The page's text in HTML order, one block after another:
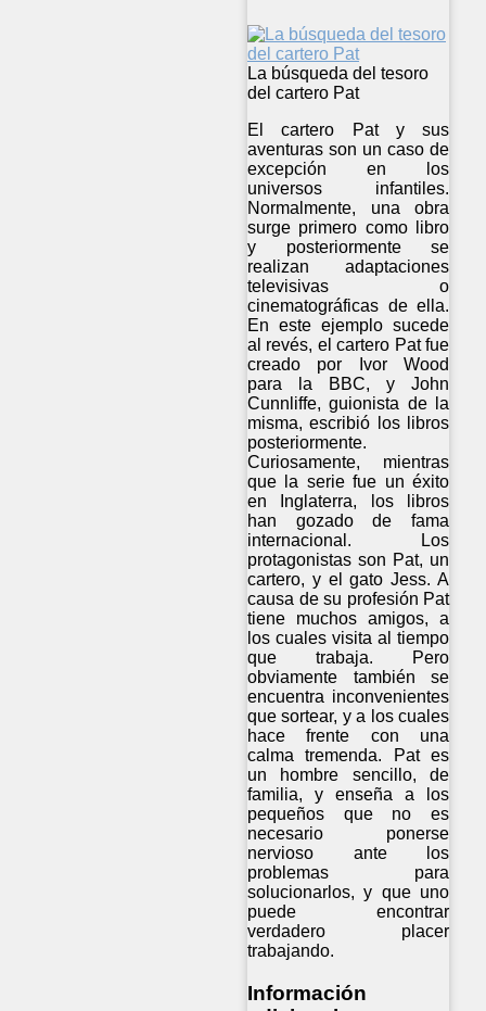
La búsqueda del tesoro
del cartero Pat
El cartero Pat y sus
aventuras son un caso de
excepción en los
universos infantiles.
Normalmente, una obra
surge primero como libro
y posteriormente se
realizan adaptaciones
televisivas o
cinematográficas de ella.
En este ejemplo sucede
al revés, el cartero Pat fue
creado por Ivor Wood
para la BBC, y John
Cunnliffe, guionista de la
misma, escribió los libros
posteriormente.
Curiosamente, mientras
que la serie fue un éxito
en Inglaterra, los libros
han gozado de fama
internacional. Los
protagonistas son Pat, un
cartero, y el gato Jess. A
causa de su profesión Pat
tiene muchos amigos, a
los cuales visita al tiempo
que trabaja. Pero
obviamente también se
encuentra inconvenientes
que sortear, y a los cuales
hace frente con una
calma tremenda. Pat es
un hombre sencillo, de
familia, y enseña a los
pequeños que no es
necesario ponerse
nervioso ante los
problemas para
solucionarlos, y que uno
puede encontrar
verdadero placer
trabajando.
Información